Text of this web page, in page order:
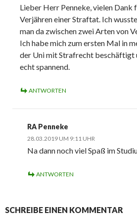
Lieber Herr Penneke, vielen Dank
Verjähren einer Straftat. Ich
man da zwischen zwei Arten von
Ich habe mich zum ersten Mal in
der Uni mit Strafrecht beschäftigt
echt spannend.
ANTWORTEN
RA Penneke
28.03.2019 UM 9:11 UHR
Na dann noch viel Spaß im
ANTWORTEN
SCHREIBE EINEN KOMMENTAR